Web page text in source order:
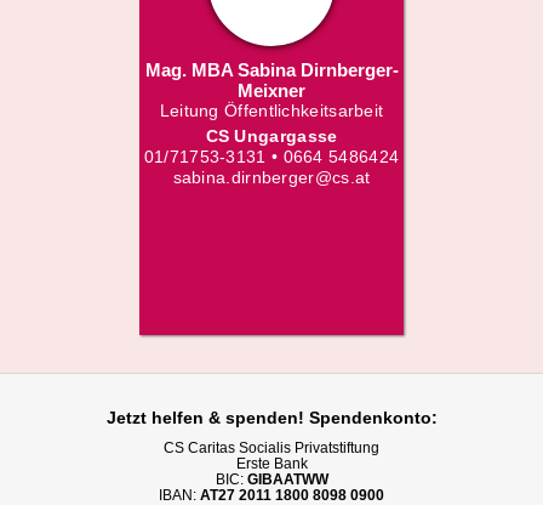
Mag. MBA Sabina Dirnberger-
Meixner
Leitung Öffentlichkeitsarbeit
CS Ungargasse
01/71753-3131 • 0664 5486424
sabina.dirnberger@cs.at
Jetzt helfen & spenden! Spendenkonto:
CS Caritas Socialis Privatstiftung
Erste Bank
BIC: GIBAATWW
IBAN: AT27 2011 1800 8098 0900